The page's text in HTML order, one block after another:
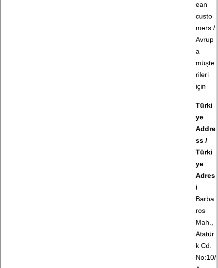
ean
custo
mers /
Avrup
a
müşte
rileri
için
Türki
ye
Addre
ss /
Türki
ye
Adres
i
Barba
ros
Mah.,
Atatür
k Cd.
No:10/